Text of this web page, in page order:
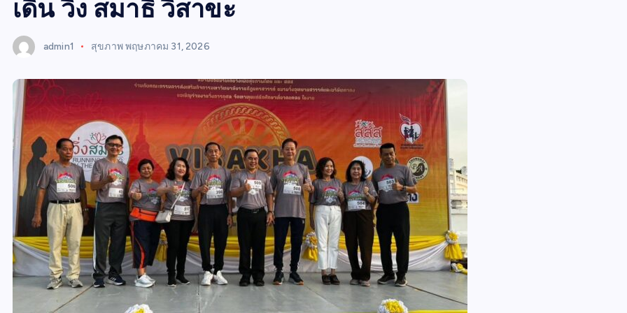
S
เดิน วิ่ง สมาธิ วิสาขะ
admin1 สุขภาพพฤษภาคม 31, 2026